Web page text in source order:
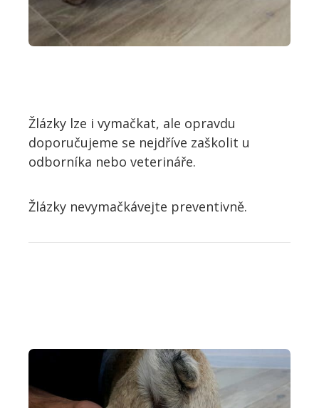
Žlázky lze i vymačkat, ale opravdu
doporučujeme se nejdříve zaškolit u
odborníka nebo veterináře.
Žlázky nevymačkávejte preventivně.